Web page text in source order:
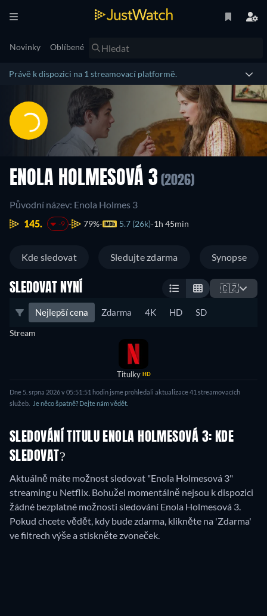
Novinky Oblíbené
Právě k dispozici na 1 streamovací platformě.
ENOLA HOLMESOVÁ 3 (2026)
Původní název: Enola Holmes 3
145.
-9 79% 5.7 (26k) 1h 45min
Kde sledovat Sledujte zdarma Synopse
SLEDOVAT NYNÍ 🇨🇿
Nejlepší cena Zdarma 4K HD SD
Stream
Titulky HD
Dne 5. srpna 2026v05:51:51 hodin jsme prohledali aktualizace41 streamovacích
služeb.
Je něco špatně? Dejte nám vědět.
SLEDOVÁNÍ TITULU ENOLA HOLMESOVÁ 3: KDE
SLEDOVAT?
Aktuálně máte možnost sledovat "Enola Holmesová 3"
streaming u Netflix. Bohužel momentálně nejsou k dispozici
žádné bezplatné možnosti sledování Enola Holmesová 3.
Pokud chcete vědět, kdy bude zdarma, klikněte na 'Zdarma'
ve filtrech výše a stiskněte zvoneček.